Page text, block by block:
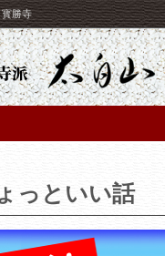
勝寺
っといい話